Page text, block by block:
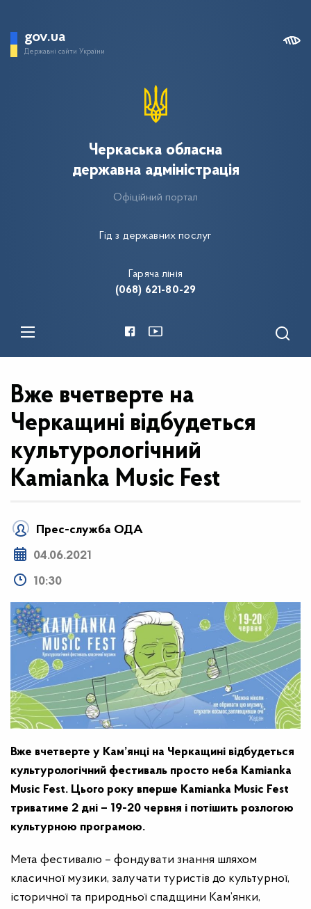
gov.ua
Державні сайти України
Гід з державних послуг
Черкаська обласна
державна адміністрація
Офіційний портал
Гаряча лінія
(068) 621-80-29
Вже вчетверте на
Черкащині відбудеться
культурологічний
Kamianka Music Fest
Прес-служба ОДА
04.06.2021
10:30
Вже вчетверте у Кам’янці на Черкащині відбудеться
культурологічний фестиваль просто неба Kamianka
Music Fest. Цього року вперше Kamianka Music Fest
триватиме 2 дні – 19-20 червня і потішить розлогою
культурною програмою.
Мета фестивалю – фондувати знання шляхом
класичної музики, залучати туристів до культурної,
історичної та природньої спадщини Кам’янки,